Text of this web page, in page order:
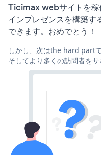
Ticimax webサイトを稼
インプレゼンスを構築す
できます。おめでとう！
しかし、次はthe hard part
そしてより多くの訪問者を